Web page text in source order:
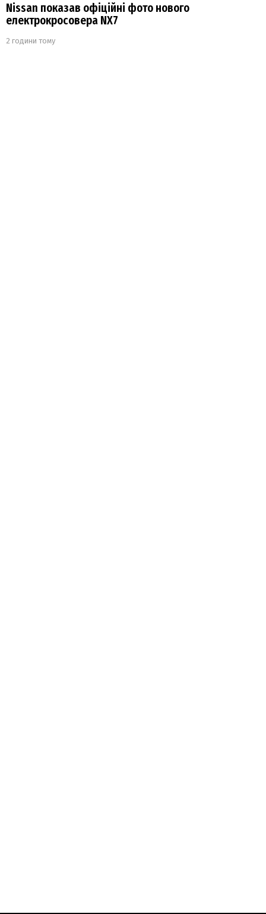
Nissan показав офіційні фото нового
електрокросовера NX7
2 години тому